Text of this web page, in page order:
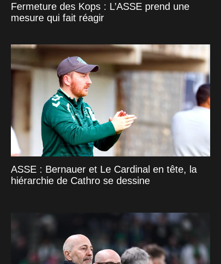
Fermeture des Kops : L’ASSE prend une
mesure qui fait réagir
ASSE : Bernauer et Le Cardinal en tête, la
hiérarchie de Cathro se dessine